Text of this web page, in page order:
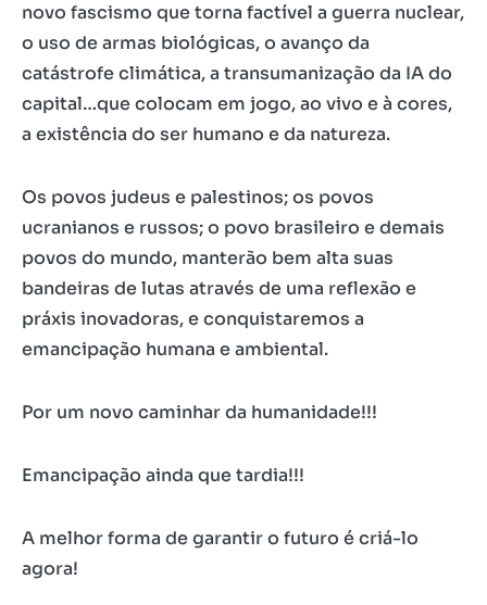
novo fascismo que torna factível a guerra nuclear,
o uso de armas biológicas, o avanço da
catástrofe climática, a transumanização da IA do
capital…que colocam em jogo, ao vivo e à cores,
a existência do ser humano e da natureza.
Os povos judeus e palestinos; os povos
ucranianos e russos; o povo brasileiro e demais
povos do mundo, manterão bem alta suas
bandeiras de lutas através de uma reflexão e
práxis inovadoras, e conquistaremos a
emancipação humana e ambiental.
Por um novo caminhar da humanidade!!!
Emancipação ainda que tardia!!!
A melhor forma de garantir o futuro é criá-lo
agora!